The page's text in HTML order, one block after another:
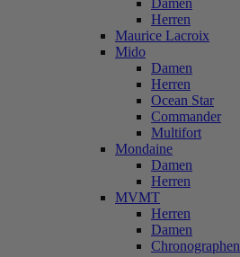
Damen
Herren
Maurice Lacroix
Mido
Damen
Herren
Ocean Star
Commander
Multifort
Mondaine
Damen
Herren
MVMT
Herren
Damen
Chronographen